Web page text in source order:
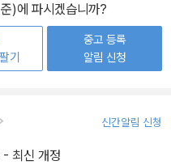
)에 파시겠습니까?
기
중고 등록
알림 신청
신간알림 신청
최신 개정